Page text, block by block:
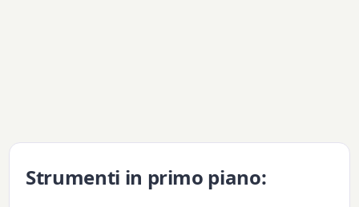
Strumenti in primo piano: